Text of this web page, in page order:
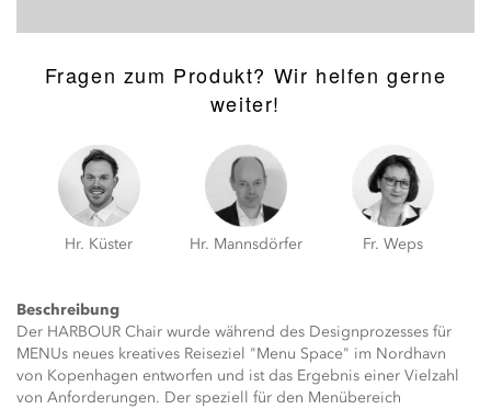
Fragen zum Produkt? Wir helfen gerne
weiter!
Hr. Küster Hr. Mannsdörfer Fr. Weps
Beschreibung
Der HARBOUR Chair wurde während des Designprozesses für
MENUs neues kreatives Reiseziel "Menu Space" im Nordhavn
von Kopenhagen entworfen und ist das Ergebnis einer Vielzahl
von Anforderungen. Der speziell für den Menübereich